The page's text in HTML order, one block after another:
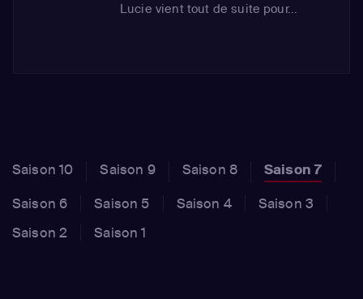
Lucie vient tout de suite pour...
Saison 10 Saison 9 Saison 8
Saison 7
Saison 6
Saison 5 Saison 4
Saison 3
Saison 2
Saison 1